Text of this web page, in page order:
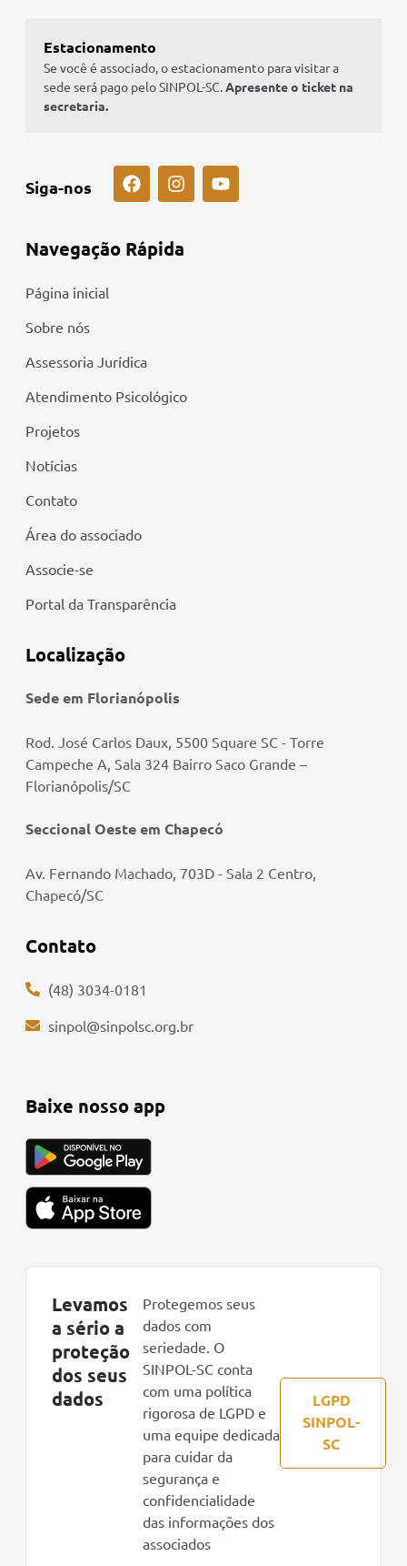
Estacionamento
Se você é associado, o estacionamento para visitar a
sede será pago pelo SINPOL-SC.Apresente o ticket na
secretaria.
Siga-nos
Navegação Rápida
Página inicial
Sobre nós
Assessoria Jurídica
Atendimento Psicológico
Projetos
Notícias
Contato
Área do associado
Associe-se
Portal da Transparência
Localização
Sede em Florianópolis
Rod. José Carlos Daux, 5500 Square SC - Torre
Campeche A, Sala 324 Bairro Saco Grande –
Florianópolis/SC
Seccional Oeste em Chapecó
Av. Fernando Machado, 703D - Sala 2 Centro,
Chapecó/SC
Contato
(48) 3034-0181
sinpol@sinpolsc.org.br
Baixe nosso app
Levamos
a sério a
proteção
dos seus
dados
Protegemos seus
dados com
seriedade. O
SINPOL-SC conta
com uma política
rigorosa de LGPD e
uma equipe dedicada
para cuidar da
segurança e
confidencialidade
das informações dos
associados
LGPD
SINPOL-
SC